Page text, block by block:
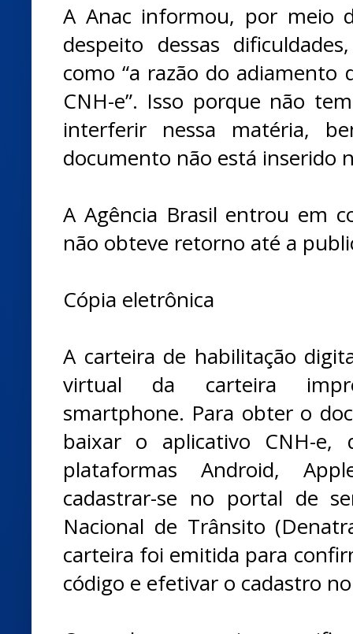
A Anac informou, por meio
despeito dessas
como “a razão do adiamento
CNH-e”. Isso porque não
interferir nessa matéria,
documento não está inserido
A Agência Brasil entrou em
não obteve retorno até a
Cópia eletrônica
A carteira de habilitação
virtual da carteira
smartphone. Para obter o
baixar o aplicativo CNH-e,
plataformas Android,
cadastrar-se no portal de
Nacional de Trânsito
carteira foi emitida para
código e efetivar o cadastro